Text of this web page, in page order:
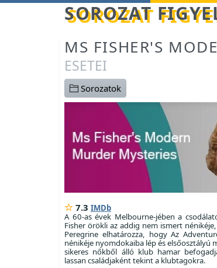
Betöltés... SOROZAT
MS FISHER'S
ESETEI
Sorozatok
7.3 IMDb
A 60-as évek Melbourne-jében a
Fisher örökli az addig nem ismert
Peregrine elhatározza, hogy Az
nénikéje nyomdokaiba lép és elsőosztályú
sikeres nőkből álló klub hamar
lassan családjaként tekint a klubtagokra.